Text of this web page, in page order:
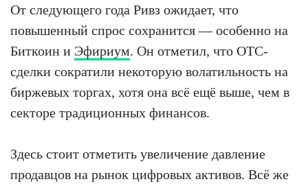
От следующего года Ривз ожидает, что
повышенный спрос сохранится — особенно на
Биткоин и Эфириум. Он отметил, что OTC-
сделки сократили некоторую волатильность на
биржевых торгах, хотя она всё ещё выше, чем в
секторе традиционных финансов.
Здесь стоит отметить увеличение давление
продавцов на рынок цифровых активов. Всё же